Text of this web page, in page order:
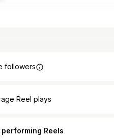
followers
Reel plays
performing Reels